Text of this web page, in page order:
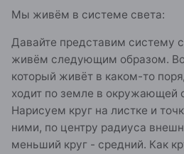
Мы живём в системе света:
Давайте представим систему
живём следующим образом.
который живёт в каком-то
ходит по земле в окружающей
Нарисуем круг на листке и
ними, по центру радиуса
меньший круг - средний. Как